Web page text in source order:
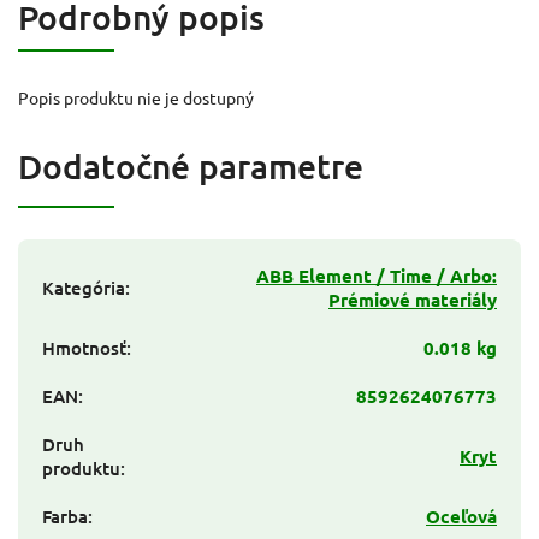
Podrobný popis
Popis produktu nie je dostupný
Dodatočné parametre
Kategória:
ABB Element / Time / Arbo:
Prémiové materiály
Hmotnosť:
0.018 kg
EAN:
8592624076773
Druh
produktu: Kryt
Farba:
Oceľová